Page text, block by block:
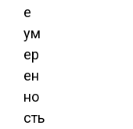
е
ум
ер
ен
но
сть